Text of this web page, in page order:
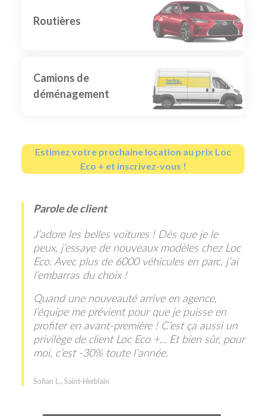
Routières
Camions de
déménagement
Estimez votre prochaine location au prix Loc
Eco + et inscrivez-vous !
Parole de client
J’adore les belles voitures ! Dès que je le
peux, j’essaye de nouveaux modèles chez Loc
Eco. Avec plus de 6000 véhicules en parc, j’ai
l’embarras du choix !
Quand une nouveauté arrive en agence,
l’équipe me prévient pour que je puisse en
profiter en avant-première ! C’est ça aussi un
privilège de client Loc Eco +... Et bien sûr, pour
moi, c’est -30% toute l’année.
Sofian L., Saint-Herblain